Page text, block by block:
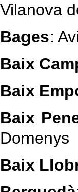
Vilanova
Bages:
Baix
Baix
Baix
Domenys
Baix